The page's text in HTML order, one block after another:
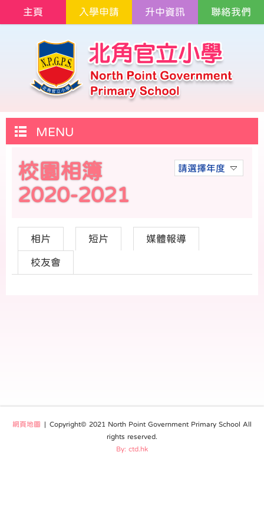
主頁 入學申請 升中資訊 聯絡我們
MENU
請選擇年度
校園相簿
2020-2021
相片 短片 媒體報導
校友會
網頁地圖 | Copyright© 2021 North Point Government Primary School All
rights reserved.
By: ctd.hk